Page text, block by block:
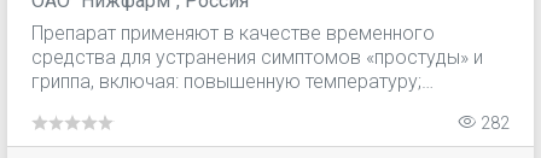
Препарат применяют в качестве временного
средства для устранения симптомов «простуды» и
гриппа, включая: повышенную температуру;
боли в пазухах носа и заложенность; боли в горле.282